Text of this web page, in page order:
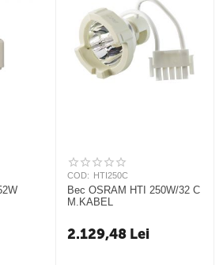
COD: HTI250C
Bec OSRAM HTI 250W/32 C
M.KABEL
2.129,48 Lei